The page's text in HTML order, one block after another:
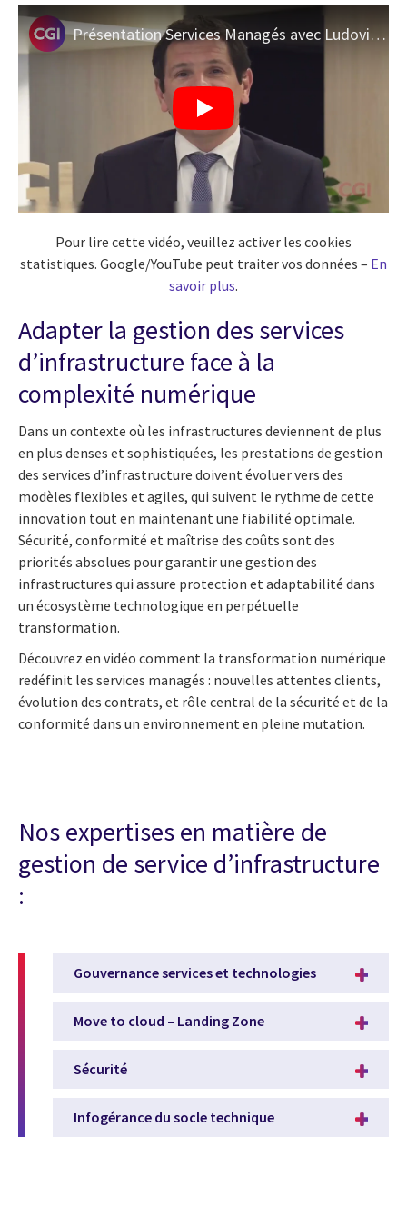
Présentation Services Managés avec Ludovic Dusautoir
Pour lire cette vidéo, veuillez activer les cookies
statistiques. Google/YouTube peut traiter vos données – En
savoir plus.
Adapter la gestion des services
d’infrastructure face à la
complexité numérique
Dans un contexte où les infrastructures deviennent de plus
en plus denses et sophistiquées, les prestations de gestion
des services d’infrastructure doivent évoluer vers des
modèles flexibles et agiles, qui suivent le rythme de cette
innovation tout en maintenant une fiabilité optimale.
Sécurité, conformité et maîtrise des coûts sont des
priorités absolues pour garantir une gestion des
infrastructures qui assure protection et adaptabilité dans
un écosystème technologique en perpétuelle
transformation.
Découvrez en vidéo comment la transformation numérique
redéfinit les services managés : nouvelles attentes clients,
évolution des contrats, et rôle central de la sécurité et de la
conformité dans un environnement en pleine mutation.
Nos expertises en matière de
gestion de service d’infrastructure
:
Gouvernance services et technologies
Move to cloud – Landing Zone
Sécurité
Infogérance du socle technique